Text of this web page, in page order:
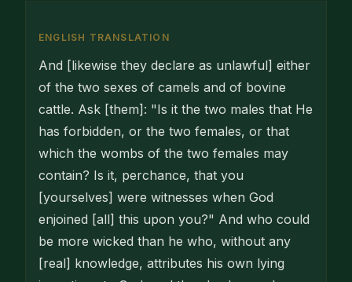
ENGLISH TRANSLATION
And [likewise they declare as unlawful] either
of the two sexes of camels and of bovine
cattle. Ask [them]: "Is it the two males that He
has forbidden, or the two females, or that
which the wombs of the two females may
contain? Is it, perchance, that you
[yourselves] were witnesses when God
enjoined [all] this upon you?" And who could
be more wicked than he who, without any
[real] knowledge, attributes his own lying